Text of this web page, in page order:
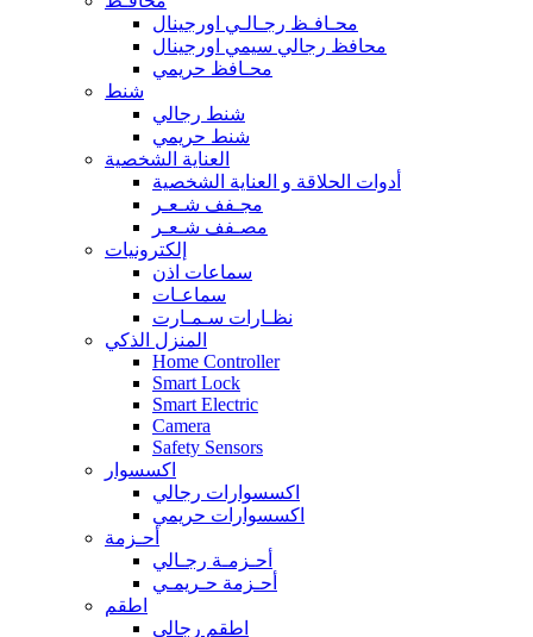
محـافـظ رجـالـي اورجينال
محافظ رجالي سيمي اورجينال
محـافظ حريمي
شنط
شنط رجالي
شنط حريمي
العناية الشخصية
أدوات الحلاقة و العناية الشخصية
مجـفف شـعـر
مصـفف شـعـر
إلكترونيات
سماعات اذن
سماعـات
نظـارات سـمـارت
المنزل الذكي
Home Controller
Smart Lock
Smart Electric
Camera
Safety Sensors
اكسسوار
اكسسوارات رجالي
اكسسوارات حريمي
أحـزمة
أحـزمـة رجـالي
أحـزمة حـريمـي
اطقم
اطقم رجالي